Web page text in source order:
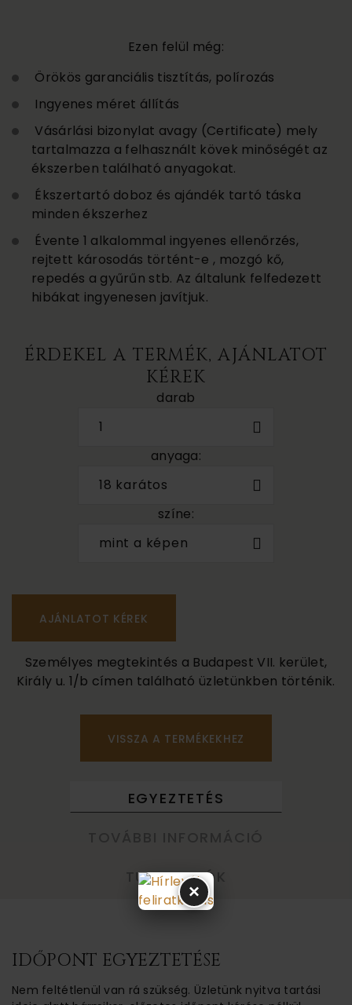
Ezen felül még:
Örökös garanciális tisztítás, polírozás
Ingyenes méret állítás
Vásárlási bizonylat avagy (Certificate) mely
tartalmazza a felhasznált kövek minőségét az
ékszerben található anyagokat.
Ékszertartó doboz és ajándék tartó táska
minden ékszerhez
Évente 1 alkalommal ingyenes ellenőrzés,
rejtett károsodás történt-e , mozgó kő,
repedés a gyűrűn stb. Az általunk felfedezett
hibákat ingyenesen javítjuk.
ÉRDEKEL A TERMÉK, AJÁNLATOT
KÉREK
darab
1
anyaga:
18 karátos
színe:
mint a képen
Személyes megtekintés a Budapest VII. kerület,
Király u. 1/b címen található üzletünkben történik.
VISSZA A TERMÉKEKHEZ
EGYEZTETÉS
TUDNIVALÓK
IDŐPONT EGYEZTETÉSE
Nem feltétlenül van rá szükség. Üzletünk nyitva tartási
×